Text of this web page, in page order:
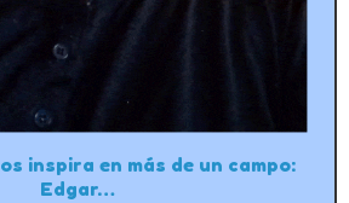
inspira en más de un campo:
Edgar…